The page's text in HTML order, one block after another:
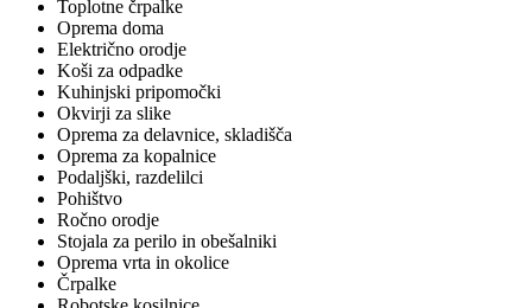
Toplotne črpalke
Oprema doma
Električno orodje
Koši za odpadke
Kuhinjski pripomočki
Okvirji za slike
Oprema za delavnice, skladišča
Oprema za kopalnice
Podaljški, razdelilci
Pohištvo
Ročno orodje
Stojala za perilo in obešalniki
Oprema vrta in okolice
Črpalke